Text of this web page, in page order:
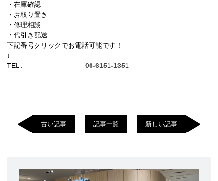
・在庫確認
・お取り置き
・修理相談
・代引き配送
下記番号クリックでお電話可能です！
↓
TEL :
06-6151-1351
古い記事 記事一覧 新しい記事